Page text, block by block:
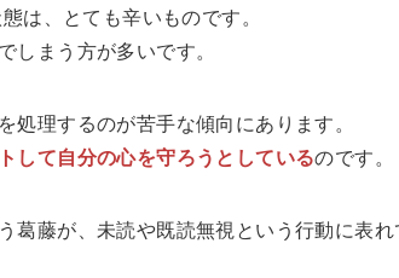
は、とても辛いものです。
まう方が多いです。
理するのが苦手な傾向にあります。
して自分の心を守ろうとしているのです。
葛藤が、未読や既読無視という行動に表